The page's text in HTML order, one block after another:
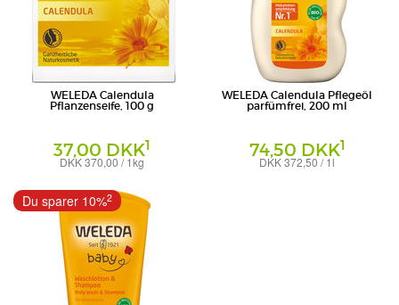
WELEDA Calendula
Pflanzenseife, 100 g
37,00 DKK1
DKK 370,00 / 1kg
Weleda AG
WELEDA Calendula Pflegeöl
parfümfrei, 200 ml
74,50 DKK1
DKK 372,50 / 1l
Du sparer 10%2